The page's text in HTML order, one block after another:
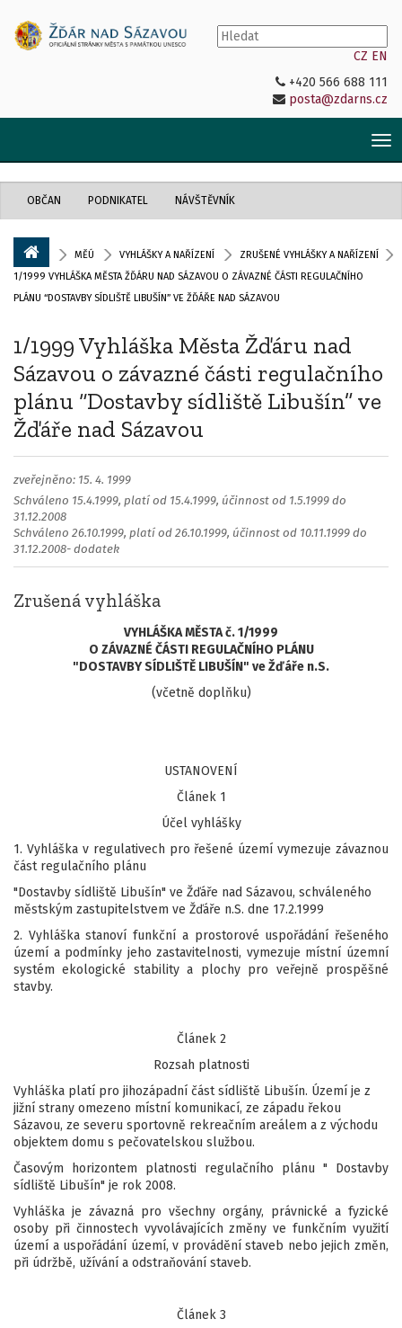
CZ EN
+420 566 688 111
posta@zdarns.cz
OBČAN PODNIKATEL NÁVŠTĚVNÍK
MĚÚ VYHLÁŠKY A NAŘÍZENÍ
ZRUŠENÉ VYHLÁŠKY A NAŘÍZENÍ
1/1999 VYHLÁŠKA MĚSTA ŽĎÁRU NAD SÁZAVOU O ZÁVAZNÉ ČÁSTI REGULAČNÍHO
PLÁNU “DOSTAVBY SÍDLIŠTĚ LIBUŠÍN” VE ŽĎÁŘE NAD SÁZAVOU
1/1999 Vyhláška Města Žďáru nad
Sázavou o závazné části regulačního
plánu “Dostavby sídliště Libušín” ve
Žďáře nad Sázavou
zveřejněno: 15. 4. 1999
Schváleno 15.4.1999, platí od 15.4.1999, účinnost od 1.5.1999 do
31.12.2008
Schváleno 26.10.1999, platí od 26.10.1999, účinnost od 10.11.1999 do
31.12.2008- dodatek
Zrušená vyhláška
VYHLÁŠKA MĚSTA č. 1/1999
O ZÁVAZNÉ ČÁSTI REGULAČNÍHO PLÁNU
"DOSTAVBY SÍDLIŠTĚ LIBUŠÍN" ve Žďáře n.S.
(včetně doplňku)
USTANOVENÍ
Článek 1
Účel vyhlášky
1. Vyhláška v regulativech pro řešené území vymezuje závaznou
část regulačního plánu
"Dostavby sídliště Libušín" ve Žďáře nad Sázavou, schváleného
městským zastupitelstvem ve Žďáře n.S. dne 17.2.1999
2. Vyhláška stanoví funkční a prostorové uspořádání řešeného
území a podmínky jeho zastavitelnosti, vymezuje místní územní
systém ekologické stability a plochy pro veřejně prospěšné
stavby.
Článek 2
Rozsah platnosti
Vyhláška platí pro jihozápadní část sídliště Libušín. Území je z
jižní strany omezeno místní komunikací, ze západu řekou
Sázavou, ze severu sportovně rekreačním areálem a z východu
objektem domu s pečovatelskou službou.
Časovým horizontem platnosti regulačního plánu " Dostavby
sídliště Libušín" je rok 2008.
Vyhláška je závazná pro všechny orgány, právnické a fyzické
osoby při činnostech vyvolávajících změny ve funkčním využití
území a uspořádání území, v provádění staveb nebo jejich změn,
při údržbě, užívání a odstraňování staveb.
Článek 3